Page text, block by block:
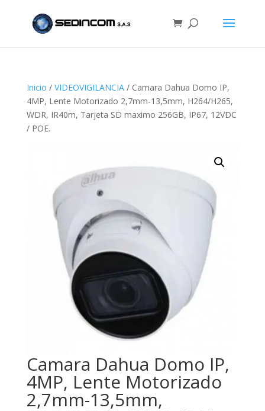
Inicio / VIDEOVIGILANCIA/ Camara Dahua Domo IP,
4MP, Lente Motorizado 2,7mm-13,5mm, H264/H265,
WDR, IR40m, Tarjeta SD maximo 256GB, IP67, 12VDC
/ POE.
Camara Dahua Domo IP,
4MP, Lente Motorizado
2,7mm-13,5mm,